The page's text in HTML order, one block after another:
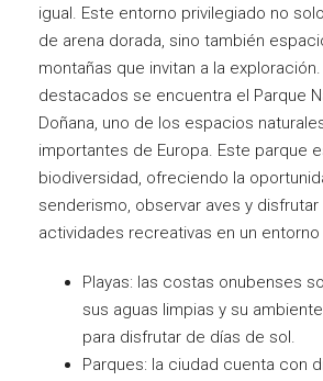
igual. Este entorno privilegiado no
de arena dorada, sino también
montañas que invitan a la
destacados se encuentra el Parque
Doñana, uno de los espacios
importantes de Europa. Este parque
biodiversidad, ofreciendo la
senderismo, observar aves y
actividades recreativas en un entorno
Playas: las costas onubenses
sus aguas limpias y su
para disfrutar de días de sol.
Parques: la ciudad cuenta con